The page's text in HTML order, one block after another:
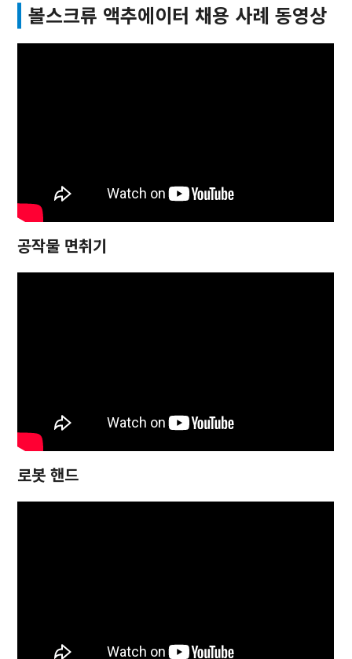
볼스크류 액추에이터 채용 사례 동영상
공작물 면취기
로봇 핸드